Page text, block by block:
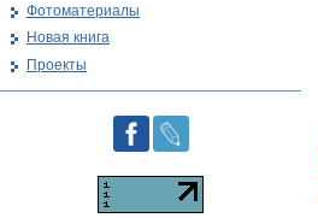
Фотоматериалы
Новая книга
Проекты